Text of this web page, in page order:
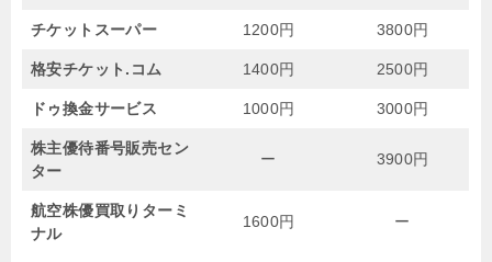
チケットスーパー 1200円 3800円
格安チケット.コム 1400円 2500円
ドゥ換金サービス 1000円 3000円
株主優待番号販売セン
ター
ー 3900円
航空株優買取りターミ
ナル
1600円 ー